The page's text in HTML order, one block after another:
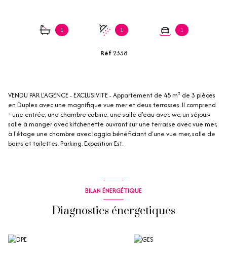
1 1 1
Réf 2338
VENDU PAR L'AGENCE - EXCLUSIVITE - Appartement de 45 m² de 3 pièces
en Duplex avec une magnifique vue mer et deux terrasses. Il comprend
: une entrée, une chambre cabine, une salle d'eau avec wc, un séjour-
salle à manger avec kitchenette ouvrant sur une terrasse avec vue mer,
à l'étage une chambre avec loggia bénéficiant d'une vue mer, salle de
bains et toilettes. Parking. Exposition Est.
BILAN ÉNERGÉTIQUE
Diagnostics énergetiques